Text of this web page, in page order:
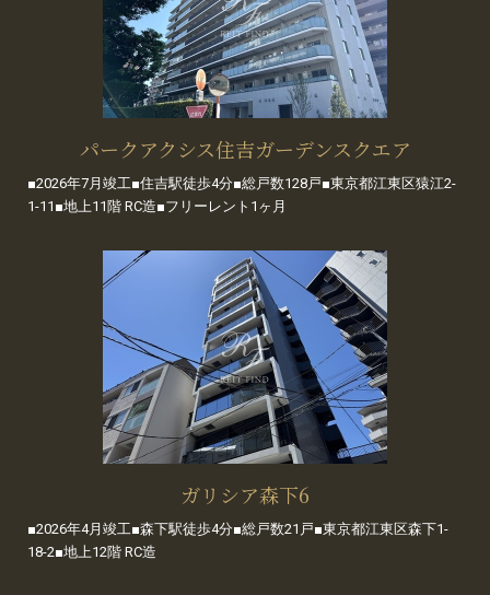
パークアクシス住吉ガーデンスクエア
■2026年7月竣工■住吉駅徒歩4分■総戸数128戸■東京都江東区猿江2-
1-11■地上11階 RC造■フリーレント1ヶ月
ガリシア森下6
■2026年4月竣工■森下駅徒歩4分■総戸数21戸■東京都江東区森下1-
18-2■地上12階 RC造